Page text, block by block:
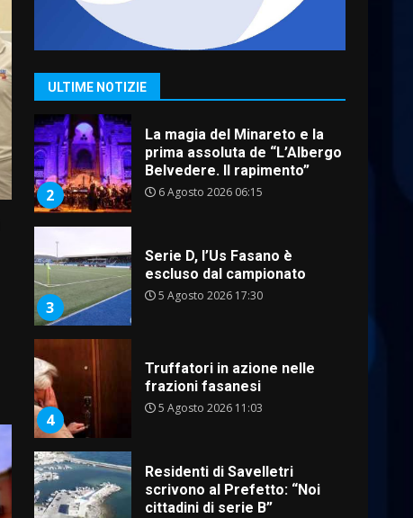
ULTIME NOTIZIE
1
Cura dei beni comuni e
cittadinanza attiva: online
l’avviso per la gestione
Laureto
6 Agosto 2026 06:20
2
La magia del Minareto e la
prima assoluta de “L’Albergo
Belvedere. Il rapimento”
6 Agosto 2026 06:15
3
Serie D, l’Us Fasano è
escluso dal campionato
5 Agosto 2026 17:30
4
Truffatori in azione nelle
frazioni fasanesi
5 Agosto 2026 11:03
Residenti di Savelletri
scrivono al Prefetto: “Noi
cittadini di serie B”